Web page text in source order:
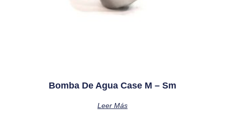
Bomba De Agua Case M – Sm
Leer Más